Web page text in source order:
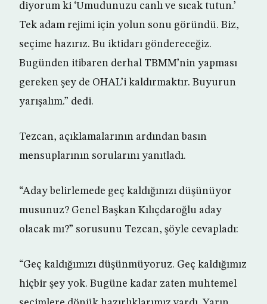
diyorum ki ‘Umudunuzu canlı ve sıcak tutun.’
Tek adam rejimi için yolun sonu göründü. Biz,
seçime hazırız. Bu iktidarı göndereceğiz.
Bugünden itibaren derhal TBMM’nin yapması
gereken şey de OHAL’i kaldırmaktır. Buyurun
yarışalım.” dedi.
Tezcan, açıklamalarının ardından basın
mensuplarının sorularını yanıtladı.
“Aday belirlemede geç kaldığınızı düşünüyor
musunuz? Genel Başkan Kılıçdaroğlu aday
olacak mı?” sorusunu Tezcan, şöyle cevapladı:
“Geç kaldığımızı düşünmüyoruz. Geç kaldığımız
hiçbir şey yok. Bugüne kadar zaten muhtemel